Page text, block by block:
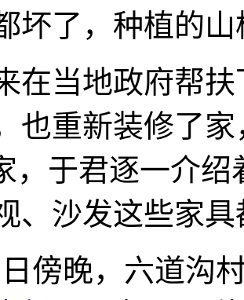
坏了，种植的
当地政府帮扶
也重新装修了
，于君逐一介
、沙发这些家
傍晚，六道沟